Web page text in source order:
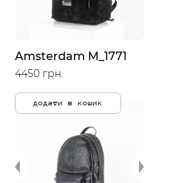
Amsterdam M_1771
4450 грн.
додати в кошик